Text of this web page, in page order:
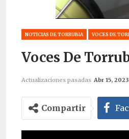
NOTICIAS DE TORRUBIA VOCES DE
Voces De
Actualizaciones pasadas Abr 15, 2023
Compartir